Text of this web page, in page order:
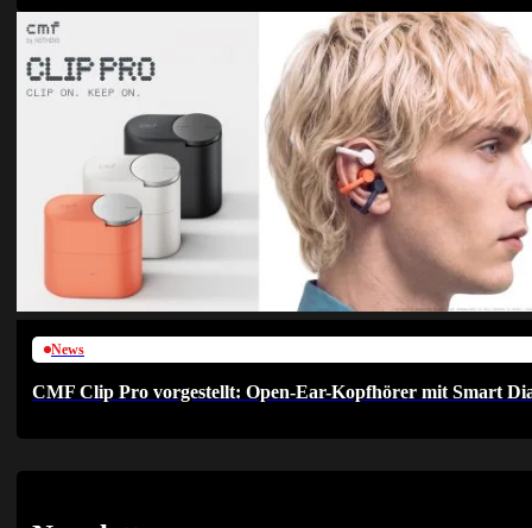
News
CMF Clip Pro vorgestellt: Open-Ear-Kopfhörer mit Smart